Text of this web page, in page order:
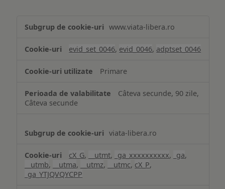
www.viata-libera.ro
evid_set_0046, evid_0046, adptset_0046
Primare
Câteva secunde, 90 zile,
Câteva secunde
viata-libera.ro
cX_G, __utmt, _ga_xxxxxxxxxx, _ga,
__utmb, __utma, __utmz, __utmc, cX_P,
_ga_YTJQVQYCPP